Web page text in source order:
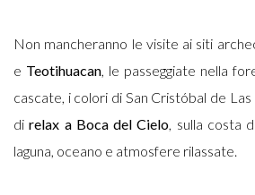
Non mancheranno le visite ai siti
e Teotihuacan, le passeggiate nella
cascate, i colori di San Cristóbal de
direlax a Boca del Cielo, sulla costa
laguna, oceano e atmosfere rilassate.